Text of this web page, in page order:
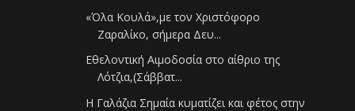
«Όλα Κουλά»,με τον Χριστόφορο
Ζαραλίκο, σήμερα Δευ...
Εθελοντική Αιμοδοσία στο αίθριο της
Λότζια,(Σάββατ...
Η Γαλάζια Σημαία κυματίζει και φέτος στην